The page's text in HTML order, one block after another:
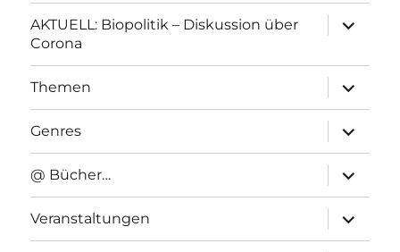
AKTUELL: Biopolitik – Diskussion über
Corona
anzeigen
Themen
anzeigen
Genres
anzeigen
@ Bücher…
anzeigen
Veranstaltungen
anzeigen